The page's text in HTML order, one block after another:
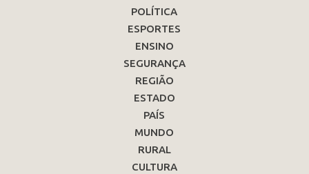
POLÍTICA
ESPORTES
ENSINO
SEGURANÇA
REGIÃO
ESTADO
PAÍS
MUNDO
RURAL
CULTURA